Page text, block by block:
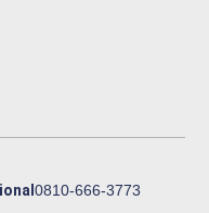
0810-666-3773